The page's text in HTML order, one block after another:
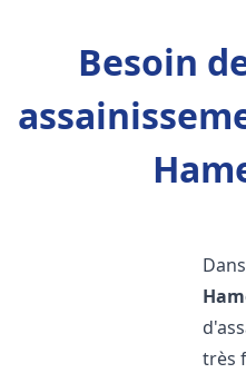
Besoin
très